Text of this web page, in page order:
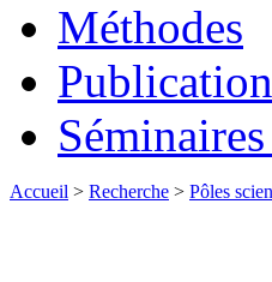
Méthodes
Accueil > Recherche > Pôles